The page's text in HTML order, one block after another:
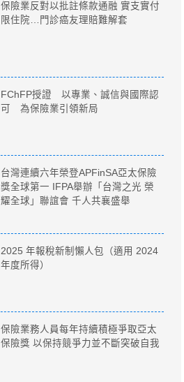
保險業反對以批註條款通融 實支實付
限住院…門診癌友理賠難解套
FChFP授證 以專業、誠信與國際認
可 為保險業引領新局
台灣連續六年榮登APFinSA亞太保險
獎全球第一 IFPA舉辦「台灣之光 榮
耀全球」聯誼會 千人共襄盛舉
2025 年報稅新制懶人包（適用 2024
年度所得）
保險業務人員每年持續積極爭取亞太
保險獎 以保持競爭力並不斷突破自我